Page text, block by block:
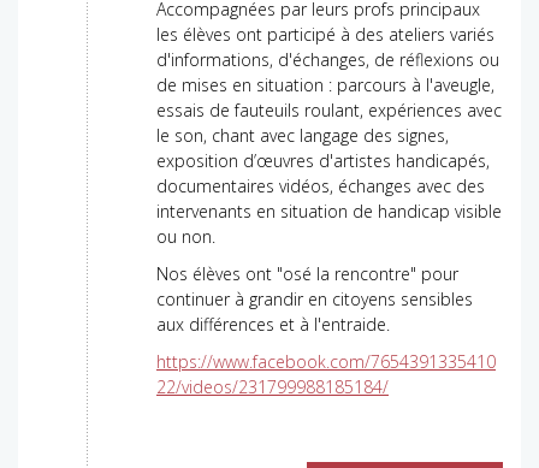
Accompagnées par leurs profs principaux
les élèves ont participé à des ateliers variés
d'informations, d'échanges, de réflexions ou
de mises en situation : parcours à l'aveugle,
essais de fauteuils roulant, expériences avec
le son, chant avec langage des signes,
exposition d’œuvres d'artistes handicapés,
documentaires vidéos, échanges avec des
intervenants en situation de handicap visible
ou non.
Nos élèves ont "osé la rencontre" pour
continuer à grandir en citoyens sensibles
aux différences et à l'entraide.
https://www.facebook.com/7654391335410
22/videos/231799988185184/